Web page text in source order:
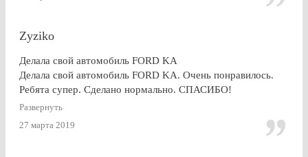
Zyziko
Делала свой автомобиль FORD KA
Делала свой автомобиль FORD KA. Очень понравилось.
Ребята супер. Сделано нормально. СПАСИБО!
Развернуть
27 марта 2019